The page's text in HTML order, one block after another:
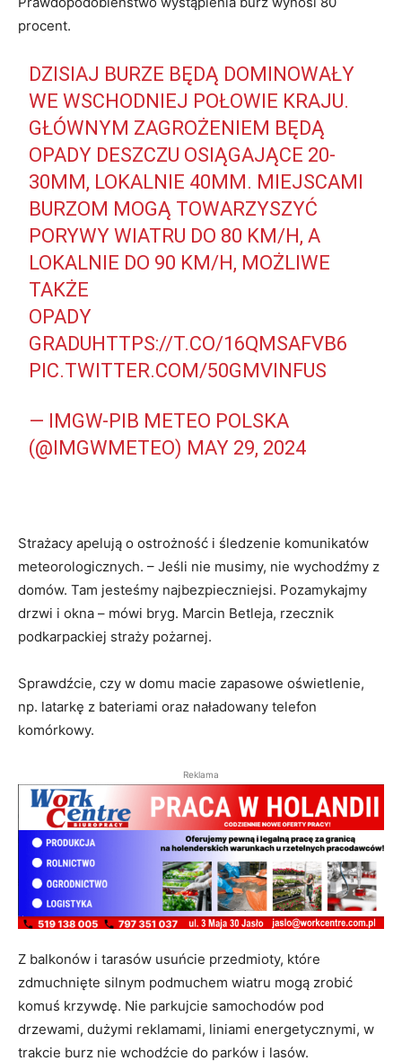
procent.
DZISIAJ BURZE BĘDĄ DOMINOWAŁY
WE WSCHODNIEJ POŁOWIE KRAJU.
GŁÓWNYM ZAGROŻENIEM BĘDĄ
OPADY DESZCZU OSIĄGAJĄCE 20-
30MM, LOKALNIE 40MM. MIEJSCAMI
BURZOM MOGĄ TOWARZYSZYĆ
PORYWY WIATRU DO 80 KM/H, A
LOKALNIE DO 90 KM/H, MOŻLIWE
TAKŻE
OPADY
GRADUHTTPS://T.CO/16QMSAFVB6
PIC.TWITTER.COM/50GMVINFUS
— IMGW-PIB METEO POLSKA
(@IMGWMETEO) MAY 29, 2024
Strażacy apelują o ostrożność i śledzenie komunikatów
meteorologicznych. – Jeśli nie musimy, nie wychodźmy z
domów. Tam jesteśmy najbezpieczniejsi. Pozamykajmy
drzwi i okna – mówi bryg. Marcin Betleja, rzecznik
podkarpackiej straży pożarnej.
Sprawdźcie, czy w domu macie zapasowe oświetlenie,
np. latarkę z bateriami oraz naładowany telefon
komórkowy.
Reklama
Z balkonów i tarasów usuńcie przedmioty, które
zdmuchnięte silnym podmuchem wiatru mogą zrobić
komuś krzywdę. Nie parkujcie samochodów pod
drzewami, dużymi reklamami, liniami energetycznymi, w
trakcie burz nie wchodźcie do parków i lasów.